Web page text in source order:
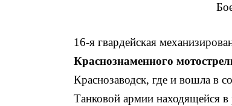
16-я гвардейская
Краснознаменного
Краснозаводск, где и вошла в
Танковой армии находящейся